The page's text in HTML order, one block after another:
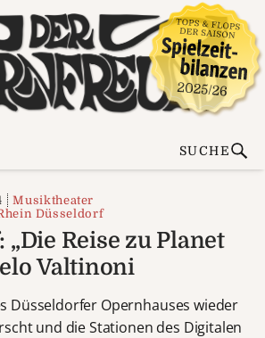
SUCHE
Musiktheater
Düsseldorf
Reise zu Planet
Valtinoni
Düsseldorfer Opernhauses wieder
und die Stationen des Digitalen